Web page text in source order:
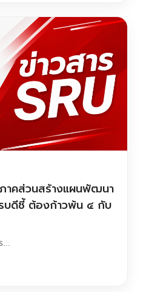
าคส่วนสร้างแผนพัฒนา
บดีชี้ ต้องก้าวพ้น ๔ กับ
...